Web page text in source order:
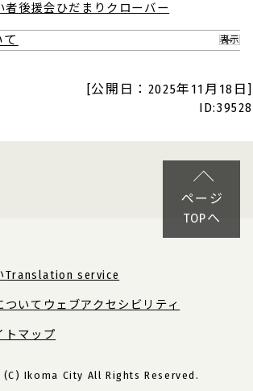
者後援会ひだまりクローバー
表示
[公開日：2025年11月18日]
ID:39528
ページ
TOPへ
Translation service
ついて ウェブアクセシビリティ
トマップ
Ikoma City All Rights Reserved.